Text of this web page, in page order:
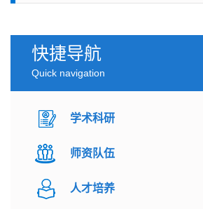
快捷导航
Quick navigation
学术科研
师资队伍
人才培养